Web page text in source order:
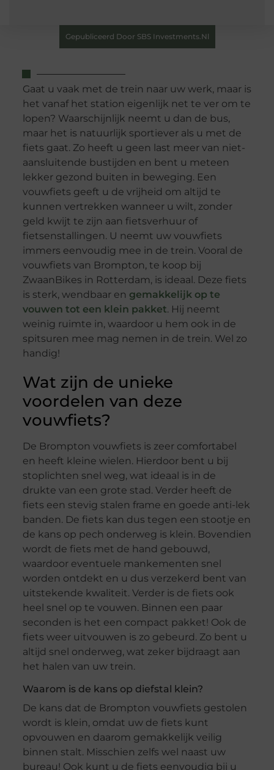
Gepubliceerd Door SBS Investments.nl
Gaat u vaak met de trein naar uw werk, maar is
het vanaf het station eigenlijk net te ver om te
lopen? Waarschijnlijk neemt u dan de bus,
maar het is natuurlijk sportiever als u met de
fiets gaat. Zo heeft u geen last meer van niet-
aansluitende bustijden en bent u meteen
lekker gezond buiten in beweging. Een
vouwfiets geeft u de vrijheid om altijd te
kunnen vertrekken wanneer u wilt, zonder
geld kwijt te zijn aan fietsverhuur of
fietsenstallingen. U neemt uw vouwfiets
immers eenvoudig mee in de trein. Vooral de
vouwfiets van Brompton, te koop bij
ZwaanBikes in Rotterdam, is ideaal. Deze fiets
is sterk, wendbaar en gemakkelijk op te
vouwen tot een klein pakket. Hij neemt
weinig ruimte in, waardoor u hem ook in de
spitsuren mee mag nemen in de trein. Wel zo
handig!
Wat zijn de unieke
voordelen van deze
vouwfiets?
De Brompton vouwfiets is zeer comfortabel
en heeft kleine wielen. Hierdoor bent u bij
stoplichten snel weg, wat ideaal is in de
drukte van een grote stad. Verder heeft de
fiets een stevig stalen frame en goede anti-lek
banden. De fiets kan dus tegen een stootje en
de kans op pech onderweg is klein. Bovendien
wordt de fiets met de hand gebouwd,
waardoor eventuele mankementen snel
worden ontdekt en u dus verzekerd bent van
uitstekende kwaliteit. Verder is de fiets ook
heel snel op te vouwen. Binnen een paar
seconden is het een compact pakket! Ook de
fiets weer uitvouwen is zo gebeurd. Zo bent u
altijd snel onderweg, wat zeker bijdraagt aan
het halen van uw trein.
Waarom is de kans op diefstal klein?
De kans dat de Brompton vouwfiets gestolen
wordt is klein, omdat uw de fiets kunt
opvouwen en daarom gemakkelijk veilig
binnen stalt. Misschien zelfs wel naast uw
bureau! Ook kunt u de fiets eenvoudig bij u